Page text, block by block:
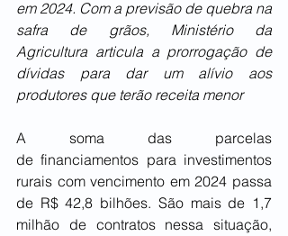
em 2024. Com a previsão de quebra na
safra de grãos, Ministério da
Agricultura articula a prorrogação de
dívidas para dar um alívio aos
produtores que terão receita menor
A soma das parcelas
de financiamentos para investimentos
rurais com vencimento em 2024 passa
de R$ 42,8 bilhões. São mais de 1,7
milhão de contratos nessa situação,